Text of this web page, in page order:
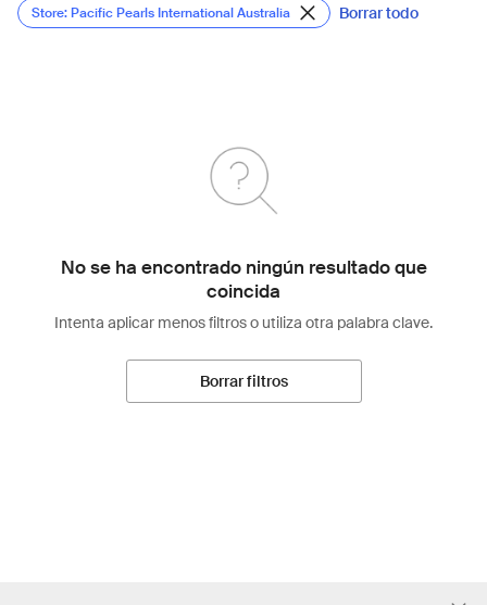
Store: Pacific Pearls International Australia Borrar todo
No se ha encontrado ningún resultado que
coincida
Intenta aplicar menos filtros o utiliza otra palabra clave.
Borrar filtros